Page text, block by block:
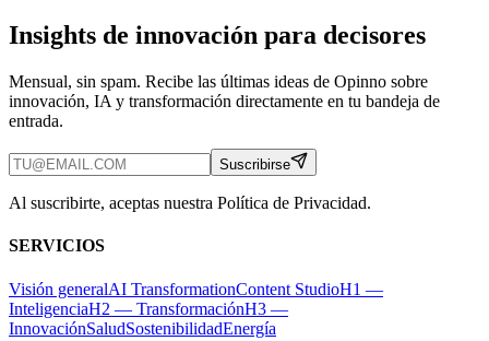
Insights de innovación para decisores
Mensual, sin spam. Recibe las últimas ideas de Opinno sobre
innovación, IA y transformación directamente en tu bandeja de
entrada.
Suscribirse
Al suscribirte, aceptas nuestra Política de Privacidad.
SERVICIOS
Visión generalAI TransformationContent StudioH1 —
InteligenciaH2 — TransformaciónH3 —
InnovaciónSaludSostenibilidadEnergía